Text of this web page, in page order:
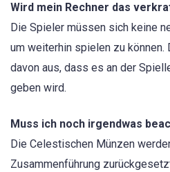
Wird mein Rechner das
Die Spieler müssen sich keine
um weiterhin spielen zu können.
davon aus, dass es an der
geben wird.
Muss ich noch irgendwas
Die Celestischen Münzen
Zusammenführung